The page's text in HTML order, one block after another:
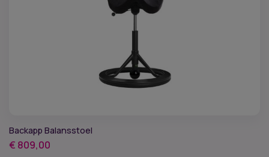
Backapp Balansstoel
€ 809,00